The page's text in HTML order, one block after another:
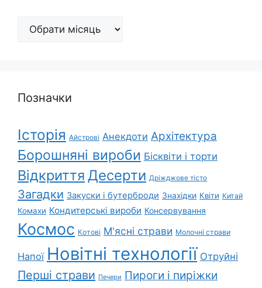
Архіви
Позначки
Історія Айстрові Анекдоти Архітектура
Борошняні вироби Бісквіти і торти
Відкриття Десерти Дріжджове тісто
Загадки Закуски і бутерброди Знахідки Квіти Китай
Комахи Кондитерські вироби Консервування
Космос Котові М'ясні страви Молочні страви
Напої Новітні технології Отруйні
Перші страви Печери Пироги і пиріжки